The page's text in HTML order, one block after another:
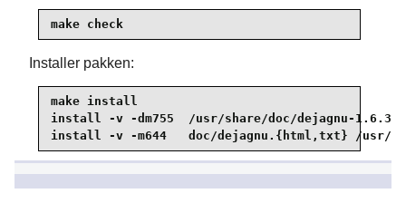
make check
Installer pakken:
make install
install -v -dm755  /usr/share/doc/dejagnu-1.6.3
install -v -m644   doc/dejagnu.{html,txt} /usr/
8.19.2. Innhold i DejaGNU